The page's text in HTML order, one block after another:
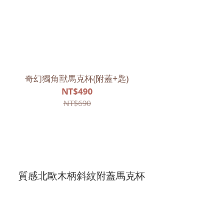
奇幻獨角獸馬克杯(附蓋+匙)
NT$490
NT$690